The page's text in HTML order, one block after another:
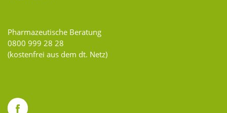
Pharmazeutische Beratung
0800 999 28 28
(kostenfrei aus dem dt. Netz)